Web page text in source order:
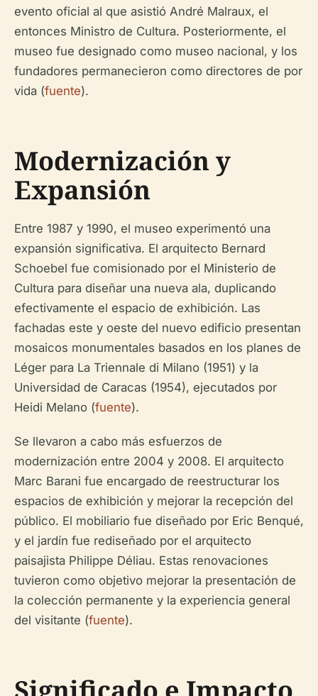
evento oficial al que asistió André Malraux, el
entonces Ministro de Cultura. Posteriormente, el
museo fue designado como museo nacional, y los
fundadores permanecieron como directores de por
vida (fuente).
Modernización y
Expansión
Entre 1987 y 1990, el museo experimentó una
expansión significativa. El arquitecto Bernard
Schoebel fue comisionado por el Ministerio de
Cultura para diseñar una nueva ala, duplicando
efectivamente el espacio de exhibición. Las
fachadas este y oeste del nuevo edificio presentan
mosaicos monumentales basados en los planes de
Léger para La Triennale di Milano (1951) y la
Universidad de Caracas (1954), ejecutados por
Heidi Melano (fuente).
Se llevaron a cabo más esfuerzos de
modernización entre 2004 y 2008. El arquitecto
Marc Barani fue encargado de reestructurar los
espacios de exhibición y mejorar la recepción del
público. El mobiliario fue diseñado por Eric Benqué,
y el jardín fue rediseñado por el arquitecto
paisajista Philippe Déliau. Estas renovaciones
tuvieron como objetivo mejorar la presentación de
la colección permanente y la experiencia general
del visitante (fuente).